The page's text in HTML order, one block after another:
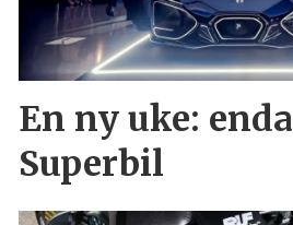
En ny uke:
Superbil